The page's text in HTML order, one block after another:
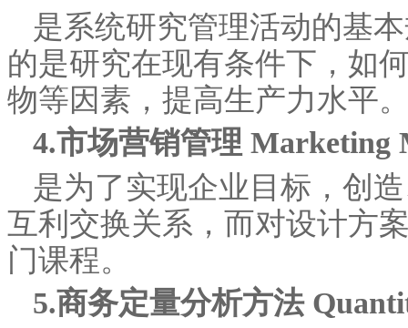
是系统研究管理活动的基
的是研究在现有条件下，如
物等因素，提高生产力水平
4.市场营销管理 Marketing
是为了实现企业目标，创
互利交换关系，而对设计方
门课程。
5.商务定量分析方法